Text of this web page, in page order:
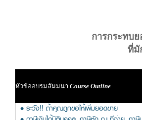
การกระทบ
ที่มั
หัวข้ออบรมสัมมนา Course Outline
• ระวัง!! ถ้าคุณถูกขอให้เพิ่มยอดขาย